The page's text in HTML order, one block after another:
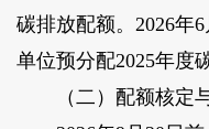
碳排放配额。2026年
单位预分配2025年度
（二）配额核定